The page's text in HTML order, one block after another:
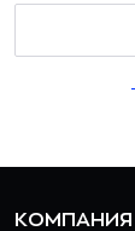
КОМПАНИЯ